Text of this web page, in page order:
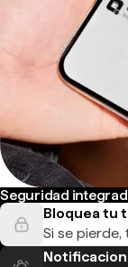
Seguridad
Bloquea tu
Si se